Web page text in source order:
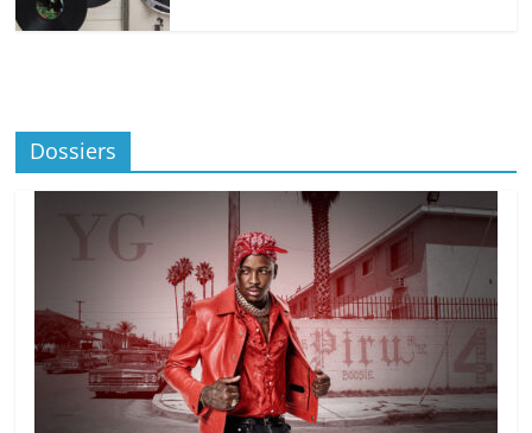
Dossiers